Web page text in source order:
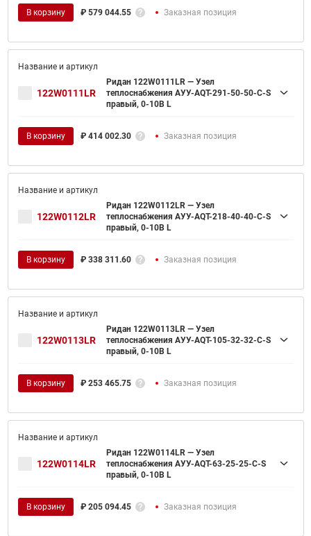
В корзину ₽ 579 044.55 Заказная позиция
122W0111LR
Ридан 122W0111LR — Узел
теплоснабжения АУУ-AQT-291-50-50-C-S
правый, 0-10В L
В корзину ₽ 414 002.30 Заказная позиция
122W0112LR
Ридан 122W0112LR — Узел
теплоснабжения АУУ-AQT-218-40-40-C-S
правый, 0-10В L
В корзину ₽ 338 311.60 Заказная позиция
122W0113LR
Ридан 122W0113LR — Узел
теплоснабжения АУУ-AQT-105-32-32-C-S
правый, 0-10В L
В корзину ₽ 253 465.75 Заказная позиция
122W0114LR
Ридан 122W0114LR — Узел
теплоснабжения АУУ-AQT-63-25-25-C-S
правый, 0-10В L
В корзину ₽ 205 094.45 Заказная позиция